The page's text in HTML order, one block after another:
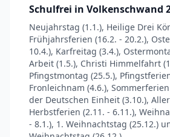
Schulfrei in Volkenschwand
Neujahrstag (1.1.), Heilige Drei
Frühjahrsferien (16.2. - 20.2.),
10.4.), Karfreitag (3.4.),
Arbeit (1.5.), Christi Himmelfahrt
Pfingstmontag (25.5.),
Fronleichnam (4.6.), Sommerferien
der Deutschen Einheit (3.10.),
Herbstferien (2.11. - 6.11.),
- 8.1.), 1. Weihnachtstag (25.12.)